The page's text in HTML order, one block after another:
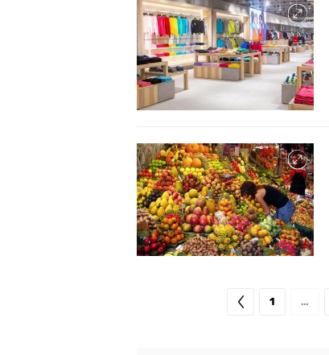
1 …